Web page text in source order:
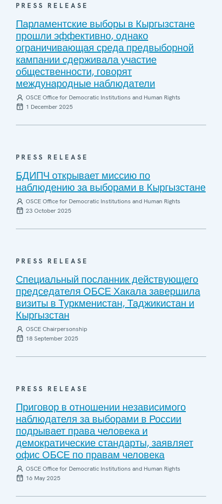
PRESS RELEASE
Парламентские выборы в Кыргызстане
прошли эффективно, однако
ограничивающая среда предвыборной
кампании сдерживала участие
общественности, говорят
международные наблюдатели
OSCE Office for Democratic Institutions and Human Rights
1 December 2025
PRESS RELEASE
БДИПЧ открывает миссию по
наблюдению за выборами в Кыргызстане
OSCE Office for Democratic Institutions and Human Rights
23 October 2025
PRESS RELEASE
Специальный посланник действующего
председателя ОБСЕ Хакала завершила
визиты в Туркменистан, Таджикистан и
Кыргызстан
OSCE Chairpersonship
18 September 2025
PRESS RELEASE
Приговор в отношении независимого
наблюдателя за выборами в России
подрывает права человека и
демократические стандарты, заявляет
офис ОБСЕ по правам человека
OSCE Office for Democratic Institutions and Human Rights
16 May 2025